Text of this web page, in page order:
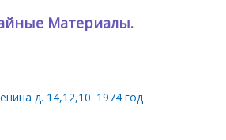
Материалы.
д. 14,12,10. 1974 год